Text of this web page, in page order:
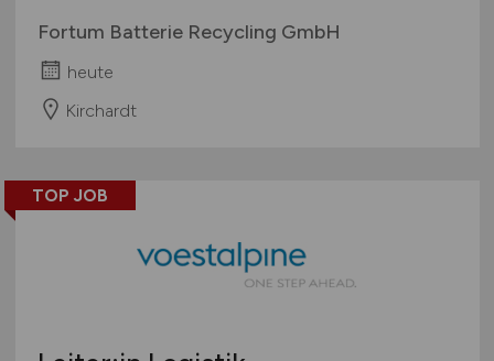
Fortum Batterie Recycling GmbH
heute
Kirchardt
TOP JOB